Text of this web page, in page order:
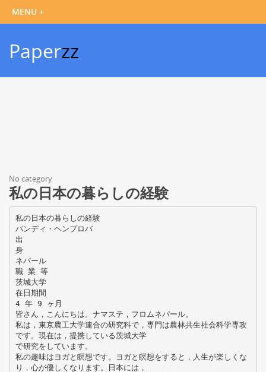
Paperzz
No category
私の日本の暮らしの経験
私の日本の暮らしの経験
パンディ・ヘンプロバ
出
身
ネパール
職 業 等
茨城大学
在日期間
4 年 9 ヶ月
皆さん，こんにちは。ナマステ，フロムネパール。
私は，東京農工大学連合の研究科で，専門は農林共生社会科学専攻
です。現在は，提携している茨城大学
で研究をしています。
私の趣味はヨガと瞑想です。ヨガと瞑想をすると，人生が楽しくな
り，心が優しくなります。日本には，